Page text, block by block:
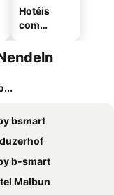
Hotéis
com
mento
bsmart
b-smart
Malbun